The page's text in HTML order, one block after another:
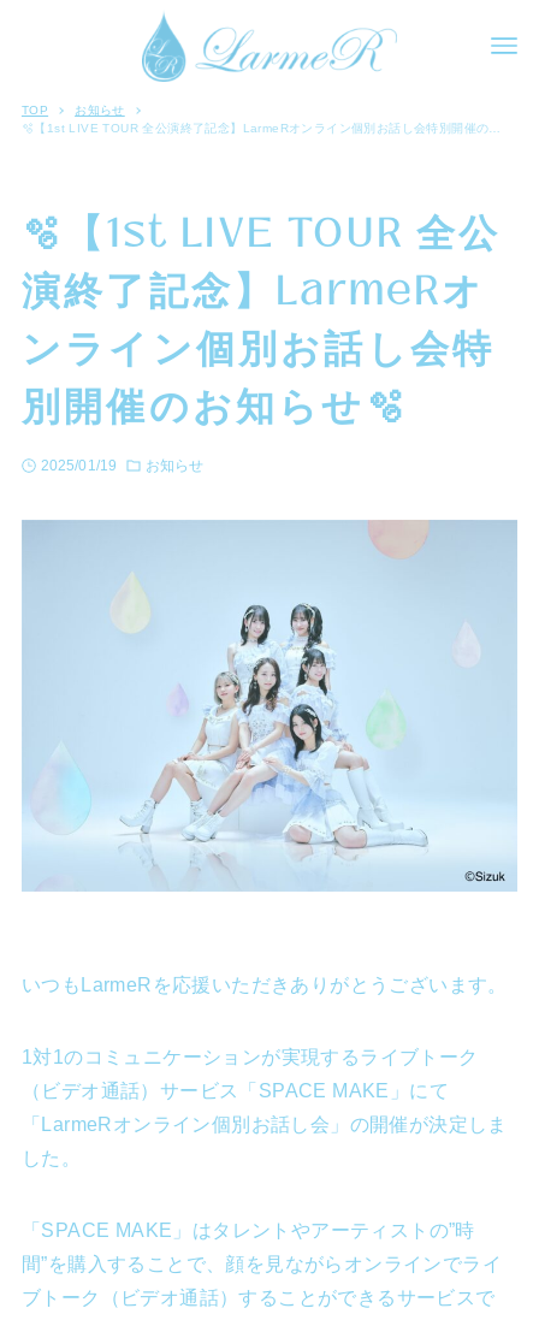
TOP
お知らせ
🫧【1st LIVE TOUR 全公
演終了記念】LarmeRオ
ンライン個別お話し会特
別開催のお知らせ🫧
2025/01/19 お知らせ
いつもLarmeRを応援いただきありがとうございます。
1対1のコミュニケーションが実現するライブトーク
（ビデオ通話）サービス「SPACE MAKE」にて
「LarmeRオンライン個別お話し会」の開催が決定しま
した。
「SPACE MAKE」はタレントやアーティストの”時
間”を購入することで、顔を見ながらオンラインでライ
ブトーク（ビデオ通話）することができるサービスで